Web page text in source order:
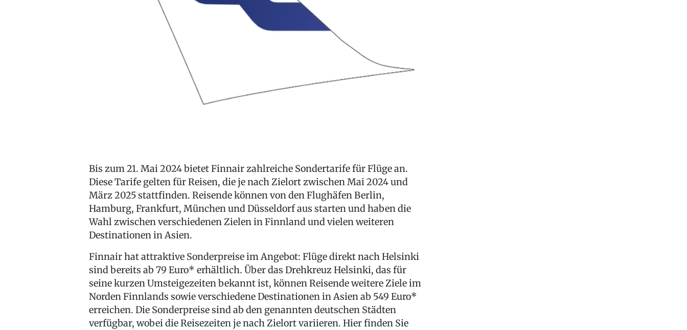
Bis zum 21. Mai 2024 bietet Finnair zahlreiche Sondertarife für Flüge an.
Diese Tarife gelten für Reisen, die je nach Zielort zwischen Mai 2024 und
März 2025 stattfinden. Reisende können von den Flughäfen Berlin,
Hamburg, Frankfurt, München und Düsseldorf aus starten und haben die
Wahl zwischen verschiedenen Zielen in Finnland und vielen weiteren
Destinationen in Asien.
Finnair hat attraktive Sonderpreise im Angebot: Flüge direkt nach Helsinki
sind bereits ab 79 Euro* erhältlich. Über das Drehkreuz Helsinki, das für
seine kurzen Umsteigezeiten bekannt ist, können Reisende weitere Ziele im
Norden Finnlands sowie verschiedene Destinationen in Asien ab 549 Euro*
erreichen. Die Sonderpreise sind ab den genannten deutschen Städten
verfügbar, wobei die Reisezeiten je nach Zielort variieren. Hier finden Sie